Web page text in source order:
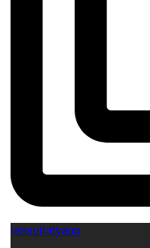
ossauiratyaop